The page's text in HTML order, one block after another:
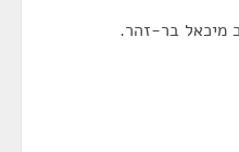
מיכאל בר-זהר.